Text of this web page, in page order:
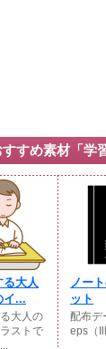
すすめ素材「学
る大人
イ...
大人の
ストで
ノー
ット
配布デ
eps（